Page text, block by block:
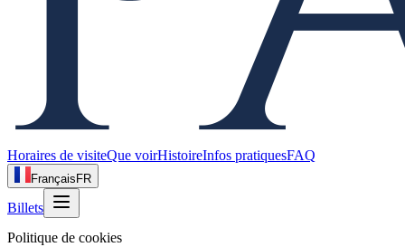
Horaires de visiteQue voirHistoireInfos pratiquesFAQ
Français FR
Billets
Politique de cookies